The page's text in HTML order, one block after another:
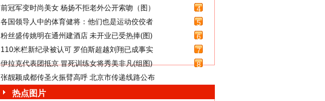
前冠军变时尚美女 杨扬不拒老外公开索吻（图）
4
各国领导人中的体育健将：他们也是运动佼佼者
5
粉丝盛传姚明在通州建酒店 未开业已受热捧(图)
6
110米栏新纪录被认可 罗伯斯超越刘翔已成事实
7
伊拉克代表团抵京 冒死训练女将秀美非凡(组图)
8
张靓颖成都传圣火振臂高呼 北京市传递线路公布
热点图片